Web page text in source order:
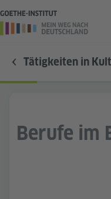
Tätigkeiten in
Berufe im